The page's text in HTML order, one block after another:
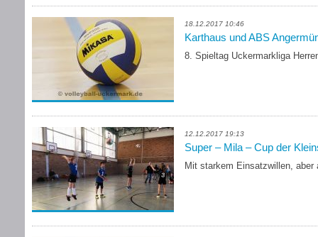
18.12.2017 10:46
Karthaus und ABS
8. Spieltag Uckermarkliga
12.12.2017 19:13
Super – Mila – Cup der
Mit starkem Einsatzwillen, aber